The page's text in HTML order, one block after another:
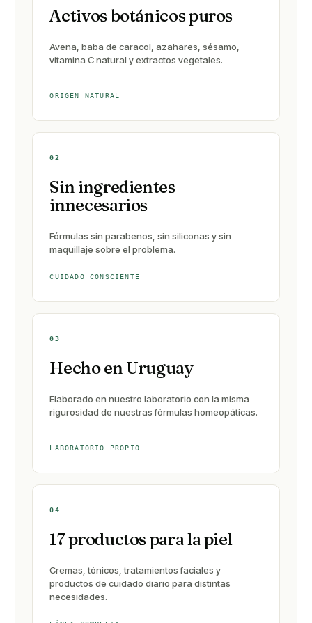
Activos botánicos puros
Avena, baba de caracol, azahares, sésamo,
vitamina C natural y extractos vegetales.
ORIGEN NATURAL
02
Sin ingredientes
innecesarios
Fórmulas sin parabenos, sin siliconas y sin
maquillaje sobre el problema.
CUIDADO CONSCIENTE
03
Hecho en Uruguay
Elaborado en nuestro laboratorio con la misma
rigurosidad de nuestras fórmulas homeopáticas.
LABORATORIO PROPIO
04
17 productos para la piel
Cremas, tónicos, tratamientos faciales y
productos de cuidado diario para distintas
necesidades.